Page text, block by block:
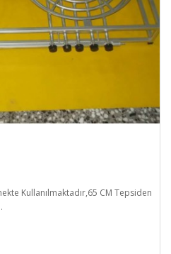
Kullanılmaktadır,65 CM Tepsiden